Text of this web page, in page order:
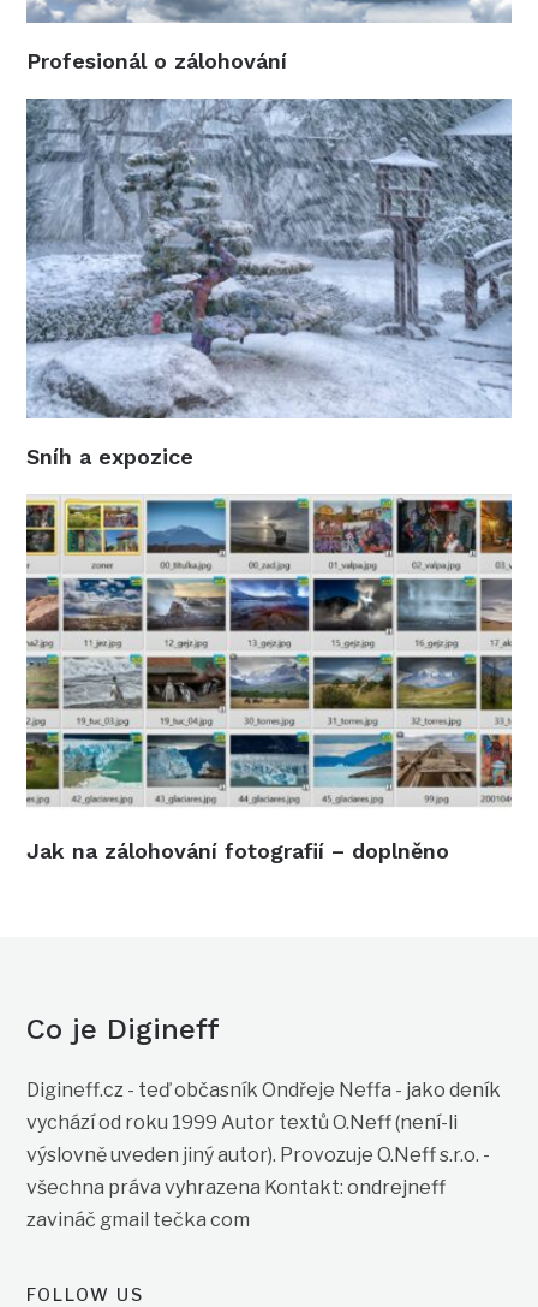
Profesionál o zálohování
Sníh a expozice
Jak na zálohování fotografií – doplněno
Co je Digineff
Digineff.cz - teď občasník Ondřeje Neffa - jako deník
vychází od roku 1999 Autor textů O.Neff (není-li
výslovně uveden jiný autor). Provozuje O.Neff s.r.o. -
všechna práva vyhrazena Kontakt: ondrejneff
zavináč gmail tečka com
FOLLOW US